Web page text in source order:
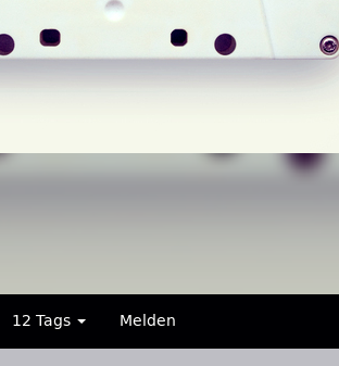
12 Tags Melden